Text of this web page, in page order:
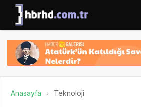
Anasayfa Teknoloji